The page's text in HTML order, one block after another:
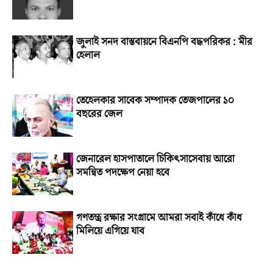
জুলাই সনদ বাস্তবায়নে বিএনপি বদ্ধপরিকর : মীর
হেলাল
তেহেলকার সাবেক সম্পাদক তেজপালের ১০
বছরের জেল
জেনারেল হাসপাতালে চিকিৎসাসেবায় আরো
সমন্বিত পদক্ষেপ নেয়া হবে
গণতন্ত্র রক্ষার সংগ্রামে আমরা সবাই কাঁধে কাঁধ
মিলিয়ে এগিয়ে যাব